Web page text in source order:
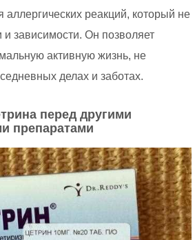
аллергических реакций, который не
зависимости. Он позволяет
активную жизнь, не
делах и заботах.
перед другими
препаратами